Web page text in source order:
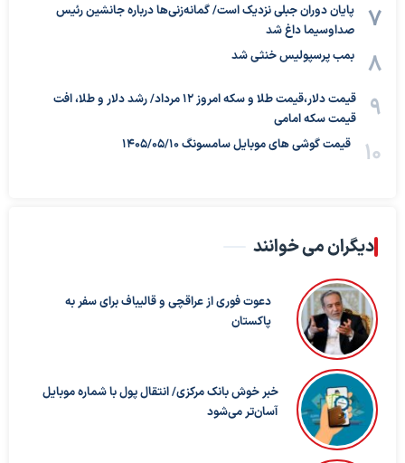
پایان دوران جبلی نزدیک است/ گمانه‌زنی‌ها درباره جانشین رئیس
صداوسیما داغ شد
بمب پرسپولیس خنثی شد
قیمت دلار،قیمت طلا و سکه امروز ۱۲ مرداد/ رشد دلار و طلا، افت
قیمت سکه امامی
قیمت گوشی های موبایل سامسونگ 1405/05/10
دیگران می خوانند
دعوت فوری از عراقچی و قالیباف برای سفر به
پاکستان
خبر خوش بانک مرکزی/ انتقال پول با شماره موبایل
آسان‌تر می‌شود